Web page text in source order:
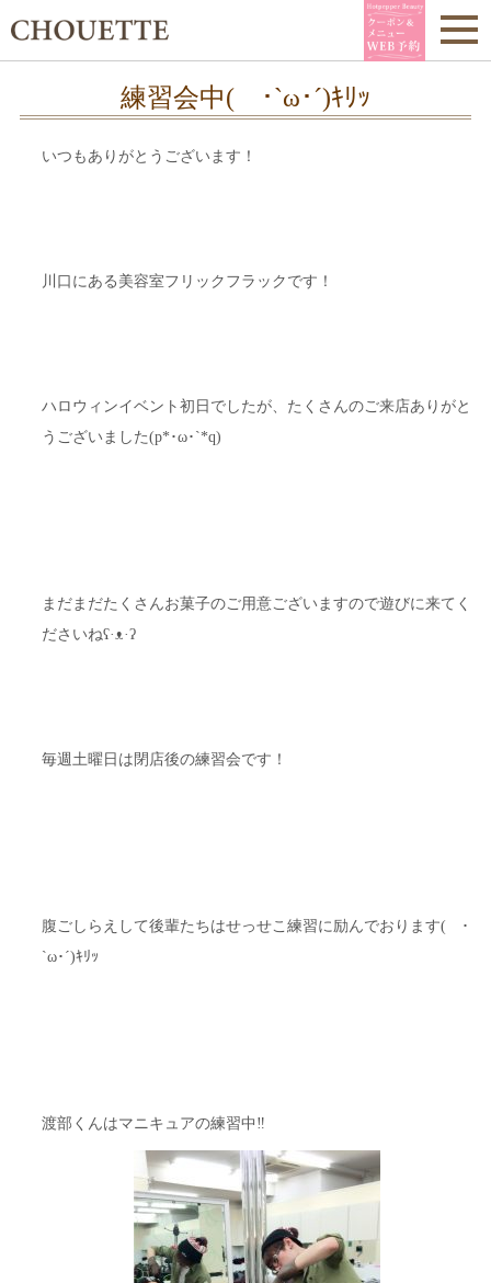
練習会中( ･`ω･´)ｷﾘｯ
いつもありがとうございます！
川口にある美容室フリックフラックです！
ハロウィンイベント初日でしたが、たくさんのご来店ありがと
うございました(p*･ω･`*q)
まだまだたくさんお菓子のご用意ございますので遊びに来てく
ださいねʕ·ᴥ·ʔ
毎週土曜日は閉店後の練習会です！
腹ごしらえして後輩たちはせっせこ練習に励んでおります( ･
`ω･´)ｷﾘｯ
渡部くんはマニキュアの練習中‼︎